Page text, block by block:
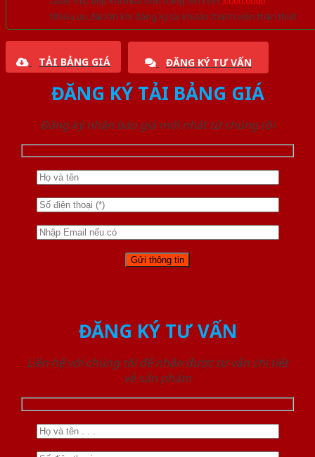
Nhiều ưu đãi lớn khi đăng ký tài khoản thành viên thân thiết
TẢI BẢNG GIÁ ĐĂNG KÝ TƯ VẤN
ĐĂNG KÝ TẢI BẢNG GIÁ
Đăng ký nhận báo giá mới nhất từ chúng tôi
ĐĂNG KÝ TƯ VẤN
Liên hệ với chúng tôi để nhận được tư vấn chi tiết
về sản phẩm